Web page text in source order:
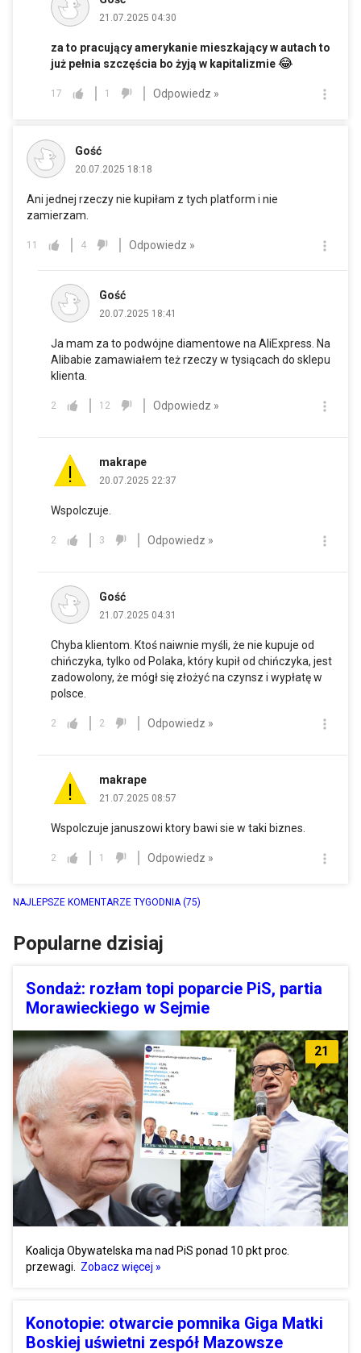
21.07.2025 04:30
za to pracujący amerykanie mieszkający w autach to
już pełnia szczęścia bo żyją w kapitalizmie😂
17 1 Odpowiedz »
Gość
20.07.2025 18:18
Ani jednej rzeczy nie kupiłam z tych platform i nie
zamierzam.
11 4 Odpowiedz »
Gość
20.07.2025 18:41
Ja mam za to podwójne diamentowe na AliExpress. Na
Alibabie zamawiałem też rzeczy w tysiącach do sklepu
klienta.
2 12 Odpowiedz »
makrape
20.07.2025 22:37
Wspolczuje.
2 3 Odpowiedz »
Gość
21.07.2025 04:31
Chyba klientom. Ktoś naiwnie myśli, że nie kupuje od
chińczyka, tylko od Polaka, który kupił od chińczyka, jest
zadowolony, że mógł się złożyć na czynsz i wypłatę w
polsce.
2 2 Odpowiedz »
makrape
21.07.2025 08:57
Wspolczuje januszowi ktory bawi sie w taki biznes.
2 1 Odpowiedz »
NAJLEPSZE KOMENTARZE TYGODNIA(75)
Popularne dzisiaj
Sondaż: rozłam topi poparcie PiS, partia
Morawieckiego w Sejmie
21
Koalicja Obywatelska ma nad PiS ponad 10 pkt proc.
przewagi.
Zobacz więcej »
Konotopie: otwarcie pomnika Giga Matki
Boskiej uświetni zespół Mazowsze